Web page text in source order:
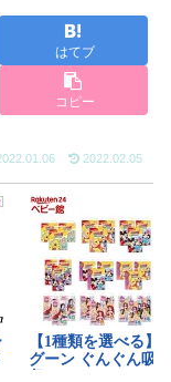
はてブ
コピー
2022.02.05